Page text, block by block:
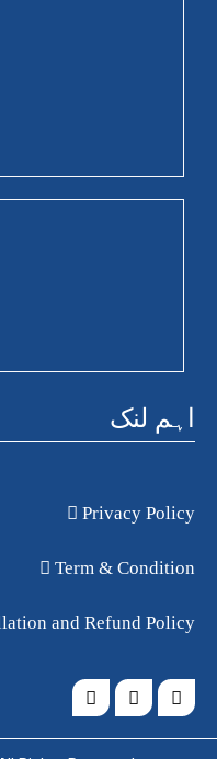
اہم لنک
Privacy Policy
Term & Condition
and Refund Policy